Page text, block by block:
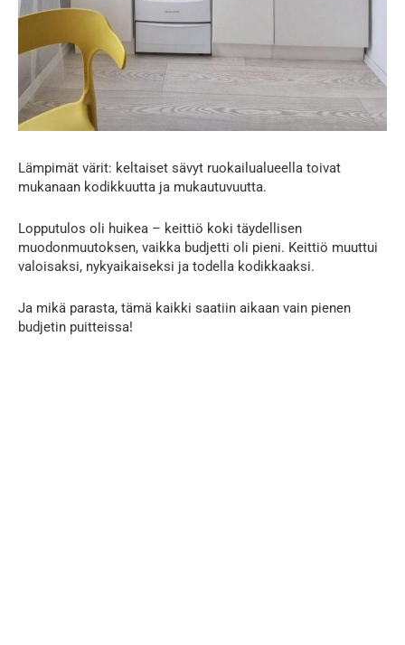
Lämpimät värit: keltaiset sävyt ruokailualueella toivat
mukanaan kodikkuutta ja mukautuvuutta.
Lopputulos oli huikea – keittiö koki täydellisen
muodonmuutoksen, vaikka budjetti oli pieni. Keittiö muuttui
valoisaksi, nykyaikaiseksi ja todella kodikkaaksi.
Ja mikä parasta, tämä kaikki saatiin aikaan vain pienen
budjetin puitteissa!